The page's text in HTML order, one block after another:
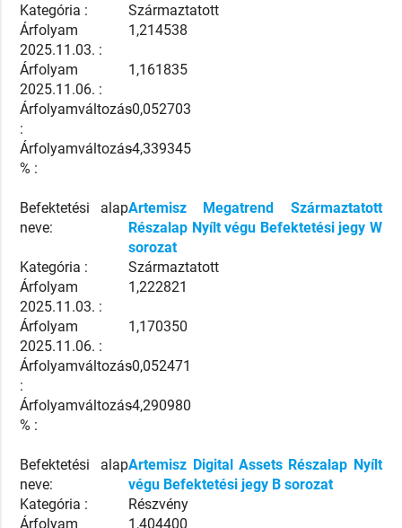
Kategória :
Származtatott
Árfolyam
2025.11.03. :
1,214538
Árfolyam
2025.11.06. :
1,161835
Árfolyamváltozás
:
-0,052703
Árfolyamváltozás
% :
-4,339345
Befektetési alap
neve:
Artemisz Megatrend Származtatott
Részalap Nyílt végu Befektetési jegy W
sorozat
Kategória :
Származtatott
Árfolyam
2025.11.03. :
1,222821
Árfolyam
2025.11.06. :
1,170350
Árfolyamváltozás
:
-0,052471
Árfolyamváltozás
% :
-4,290980
Befektetési alap
neve:
Artemisz Digital Assets Részalap Nyílt
végu Befektetési jegy B sorozat
Kategória :
Részvény
Árfolyam
1,404400